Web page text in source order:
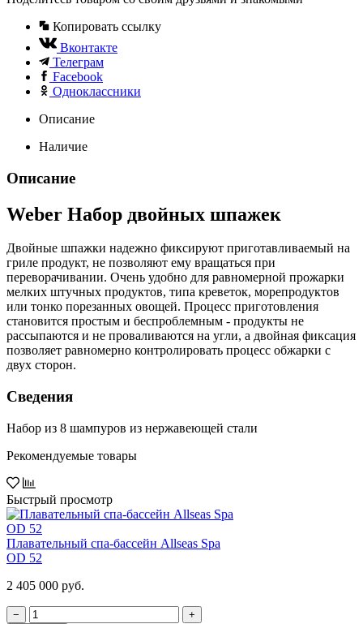
Копировать ссылку
Вконтакте
Телеграм
Facebook
Одноклассники
Описание
Наличие
Описание
Weber Набор двойных шпажек
Двойные шпажки надежно фиксируют приготавливаемый на
гриле продукт, не позволяют ему вращаться при
переворачивании. Очень удобно для равномерной прожарки
мелких штучных продуктов, типа креветок, морепродуктов
или тонко порезанных овощей. Процесс приготовления
становится простым и беспроблемным - продукты не
рассыпаются и не проваливаются на угли, а двойная фиксация
позволяет равномерно контролировать процесс обжарки с
двух сторон.
Сведения
Набор из 8 шампуров из нержавеющей стали
Рекомендуемые товары
Быстрый просмотр
Плавательный спа-бассейн Allseas Spa
OD 52
2 405 000 руб.
−
+